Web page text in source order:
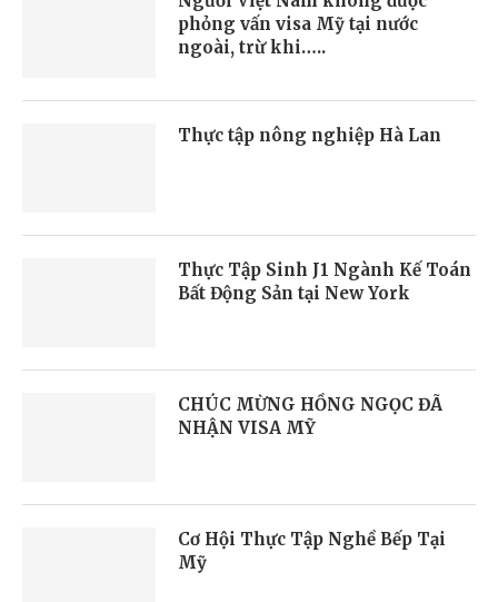
phỏng vấn visa Mỹ tại nước
ngoài, trừ khi…..
Thực tập nông nghiệp Hà Lan
Thực Tập Sinh J1 Ngành Kế Toán
Bất Động Sản tại New York
CHÚC MỪNG HỒNG NGỌC ĐÃ
NHẬN VISA MỸ
Cơ Hội Thực Tập Nghề Bếp Tại
Mỹ